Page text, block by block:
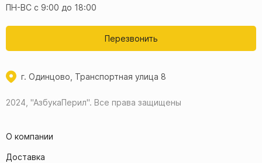
г. Одинцово, Транспортная улица 8
ПН-ВС с 9:00 до 18:00
Перезвонить
2024, "АзбукаПерил". Все права защищены
О компании
Доставка